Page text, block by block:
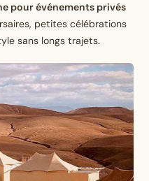
pour événements privés
petites célébrations
sans longs trajets.